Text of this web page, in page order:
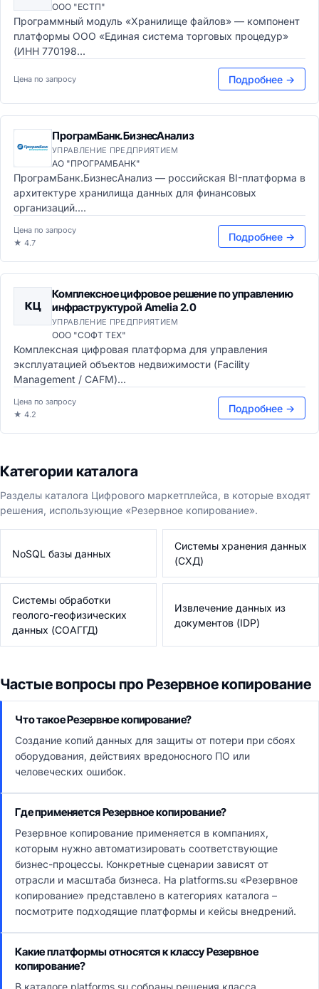
ООО "ЕСТП"
Программный модуль «Хранилище файлов» — компонент
платформы ООО «Единая система торговых процедур»
(ИНН 770198...
Цена по запросу Подробнее →
ПрограмБанк.БизнесАнализ
УПРАВЛЕНИЕ ПРЕДПРИЯТИЕМ
АО "ПРОГРАМБАНК"
ПрограмБанк.БизнесАнализ — российская BI-платформа в
архитектуре хранилища данных для финансовых
организаций....
Цена по запросу
★ 4.7
Подробнее →
КЦ
Комплексное цифровое решение по управлению
инфраструктурой Amelia 2.0
УПРАВЛЕНИЕ ПРЕДПРИЯТИЕМ
ООО "СОФТ ТЕХ"
Комплексная цифровая платформа для управления
эксплуатацией объектов недвижимости (Facility
Management / CAFM)...
Цена по запросу
★ 4.2
Подробнее →
Категории каталога
Разделы каталога Цифрового маркетплейса, в которые входят
решения, использующие «Резервное копирование».
NoSQL базы данных
Системы хранения данных
(СХД)
Системы обработки
геолого-геофизических
данных (СОАГГД)
Извлечение данных из
документов (IDP)
Частые вопросы про Резервное копирование
Что такое Резервное копирование?
Создание копий данных для защиты от потери при сбоях
оборудования, действиях вредоносного ПО или
человеческих ошибок.
Где применяется Резервное копирование?
Резервное копирование применяется в компаниях,
которым нужно автоматизировать соответствующие
бизнес-процессы. Конкретные сценарии зависят от
отрасли и масштаба бизнеса. На platforms.su «Резервное
копирование» представлено в категориях каталога –
посмотрите подходящие платформы и кейсы внедрений.
Какие платформы относятся к классу Резервное
копирование?
В каталоге platforms.su собраны решения класса